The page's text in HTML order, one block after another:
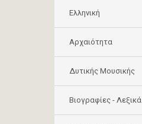
Ελληνική
Αρχαιότητα
Δυτικής Μουσικής
Βιογραφίες - Λεξικά